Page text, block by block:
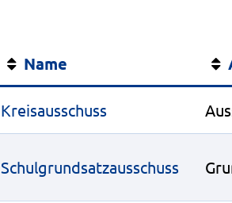
Name
Kreisausschuss
Schulgrundsatzausschuss